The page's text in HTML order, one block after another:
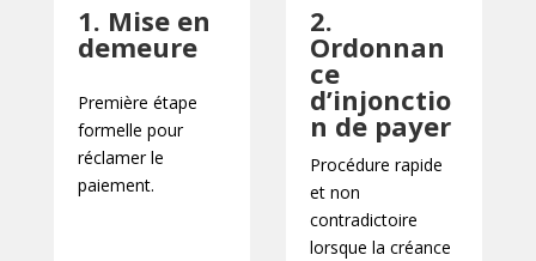
1. Mise en
demeure
Première étape
formelle pour
réclamer le
paiement.
2.
Ordonnan
ce
d’injonctio
n de payer
Procédure rapide
et non
contradictoire
lorsque la créance